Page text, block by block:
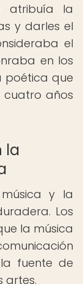
atribuía la
y darles el
el
en los
poética que
años
la
y la
Los
la música
fuente de
artes.